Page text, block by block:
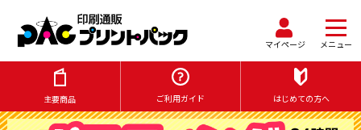
マイページ メニュー
主要商品 ご利用ガイド はじめての方へ